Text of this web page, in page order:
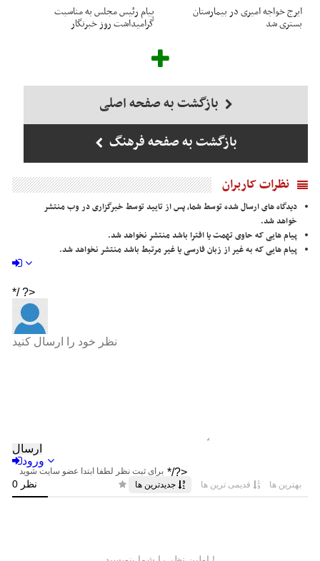
ایرج خواجه امیری در بیمارستان
بستری شد
پیام رئیس مجلس به مناسبت
گرامیداشت روز خبرنگار
بازگشت به صفحه اصلی
بازگشت به صفحه فرهنگ
نظرات کاربران
دیدگاه های ارسال شده توسط شما، پس از تایید توسط خبرگزاری در وب منتشر
خواهد شد.
پیام هایی که حاوی تهمت یا افترا باشد منتشر نخواهد شد.
پیام هایی که به غیر از زبان فارسی یا غیر مرتبط باشد منتشر نخواهد شد.